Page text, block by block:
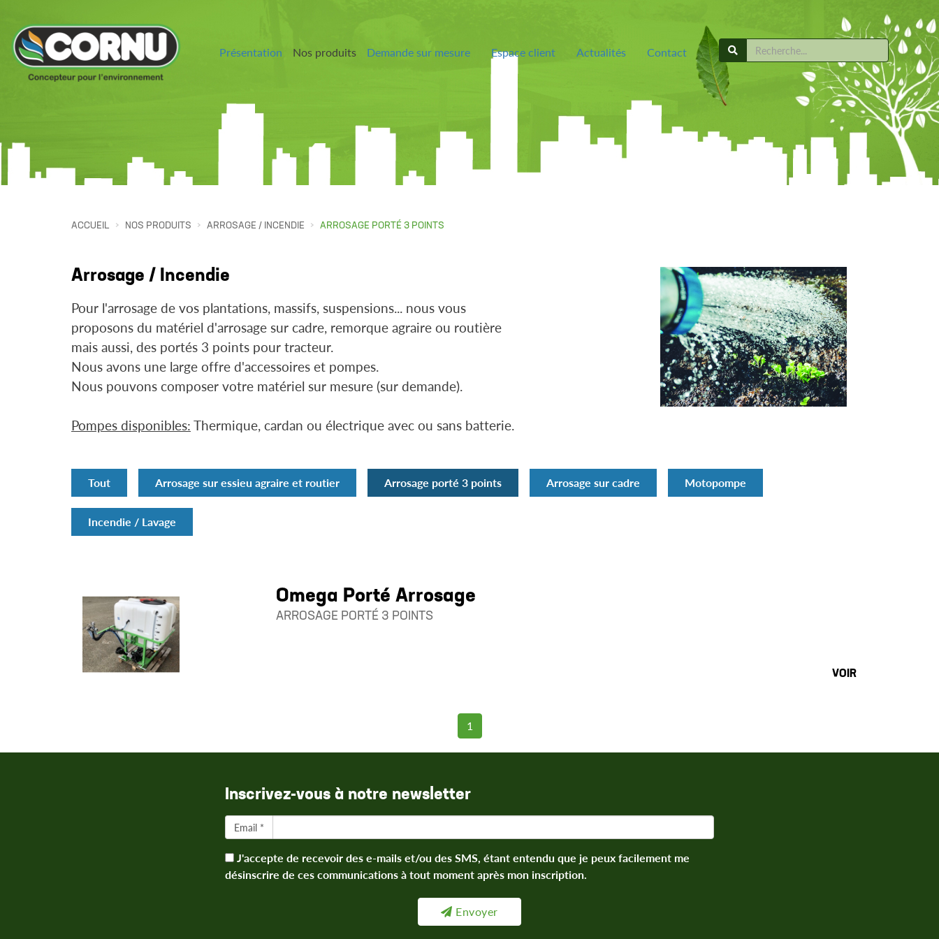
Présentation Nos produits Demande sur mesure Espace client Actualités Contact
ACCUEIL NOS PRODUITS ARROSAGE / INCENDIE ARROSAGE PORTÉ 3 POINTS
Arrosage / Incendie
Pour l'arrosage de vos plantations, massifs, suspensions... nous vous
proposons du matériel d'arrosage sur cadre, remorque agraire ou routière
mais aussi, des portés 3 points pour tracteur.
Nous avons une large offre d'accessoires et pompes.
Nous pouvons composer votre matériel sur mesure (sur demande).
Pompes disponibles:Thermique, cardan ou électrique avec ou sans batterie.
Tout Arrosage sur essieu agraire et routier Arrosage porté 3 points Arrosage sur cadre Motopompe
Incendie / Lavage
Omega Porté Arrosage
ARROSAGE PORTÉ 3 POINTS
VOIR
1
Inscrivez-vous à notre newsletter
Email *
J'accepte de recevoir des e-mails et/ou des SMS, étant entendu que je peux facilement me
désinscrire de ces communications à tout moment après mon inscription.
Envoyer